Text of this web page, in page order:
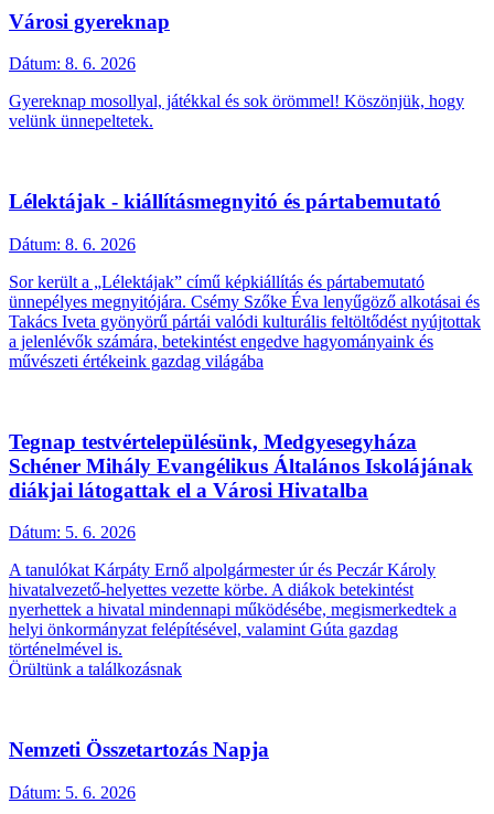
Városi gyereknap
Dátum: 8. 6. 2026
Gyereknap mosollyal, játékkal és sok örömmel! Köszönjük, hogy
velünk ünnepeltetek.
Lélektájak - kiállításmegnyitó és pártabemutató
Dátum: 8. 6. 2026
Sor került a „Lélektájak” című képkiállítás és pártabemutató
ünnepélyes megnyitójára. Csémy Szőke Éva lenyűgöző alkotásai és
Takács Iveta gyönyörű pártái valódi kulturális feltöltődést nyújtottak
a jelenlévők számára, betekintést engedve hagyományaink és
művészeti értékeink gazdag világába
Tegnap testvértelepülésünk, Medgyesegyháza
Schéner Mihály Evangélikus Általános Iskolájának
diákjai látogattak el a Városi Hivatalba
Dátum: 5. 6. 2026
A tanulókat Kárpáty Ernő alpolgármester úr és Peczár Károly
hivatalvezető-helyettes vezette körbe. A diákok betekintést
nyerhettek a hivatal mindennapi működésébe, megismerkedtek a
helyi önkormányzat felépítésével, valamint Gúta gazdag
történelmével is.
Örültünk a találkozásnak
Nemzeti Összetartozás Napja
Dátum: 5. 6. 2026